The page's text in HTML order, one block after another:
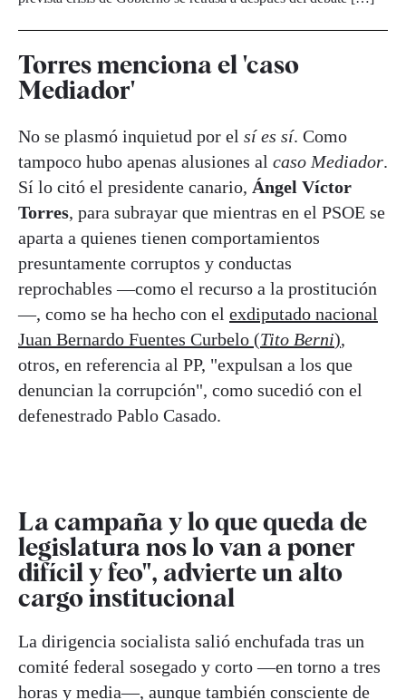
Torres menciona el 'caso
Mediador'
No se plasmó inquietud por el sí es sí. Como
tampoco hubo apenas alusiones al caso Mediador.
Sí lo citó el presidente canario, Ángel Víctor
Torres, para subrayar que mientras en el PSOE se
aparta a quienes tienen comportamientos
presuntamente corruptos y conductas
reprochables —como el recurso a la prostitución
—, como se ha hecho con el exdiputado nacional
Juan Bernardo Fuentes Curbelo (Tito Berni),
otros, en referencia al PP, "expulsan a los que
denuncian la corrupción", como sucedió con el
defenestrado Pablo Casado.
La campaña y lo que queda de
legislatura nos lo van a poner
difícil y feo", advierte un alto
cargo institucional
La dirigencia socialista salió enchufada tras un
comité federal sosegado y corto —en torno a tres
horas y media—, aunque también consciente de